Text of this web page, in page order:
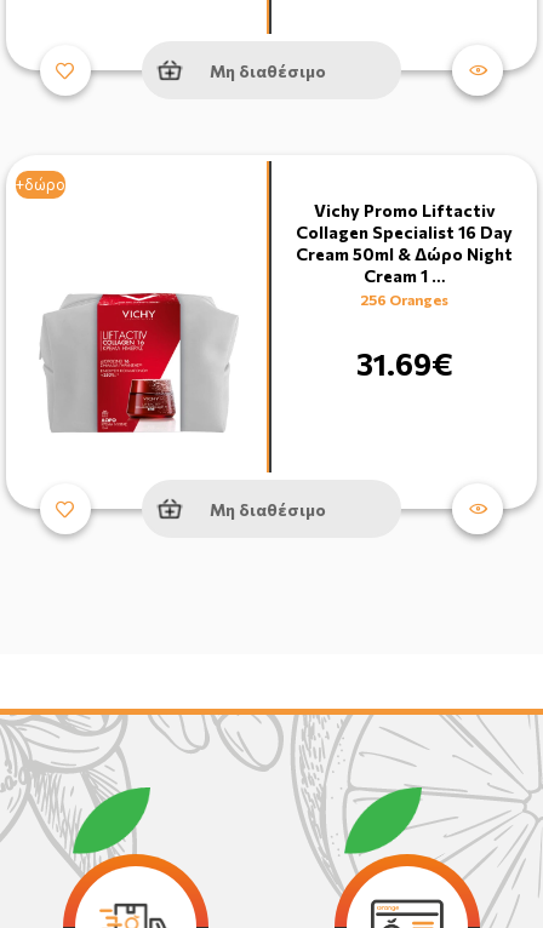
Μη διαθέσιμο
+δώρο
Vichy Promo Liftactiv
Collagen Specialist 16 Day
Cream 50ml & Δώρο Night
Cream 1 …
256 Oranges
31.69€
Μη διαθέσιμο